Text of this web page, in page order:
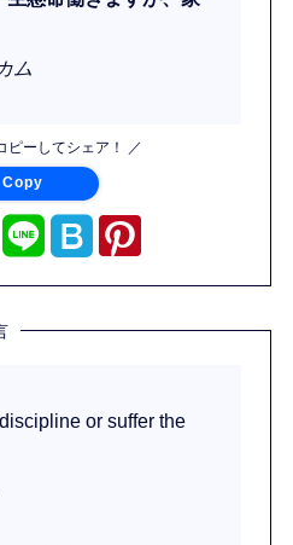
ム
ピーしてシェア！ ／
Copy
or suffer the